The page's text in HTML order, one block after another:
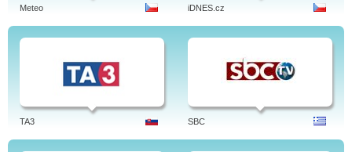
Meteo iDNES.cz
TA3 SBC